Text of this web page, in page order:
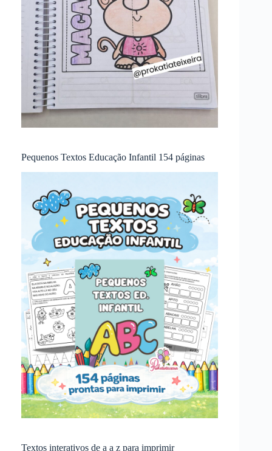
Pequenos Textos Educação Infantil 154 páginas
Textos interativos de a a z para imprimir